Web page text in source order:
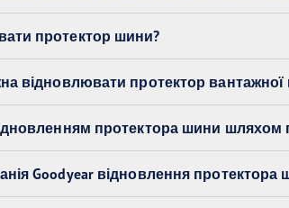
протектор шини?
відновлювати протектор
протектора шини
Goodyear відновлення